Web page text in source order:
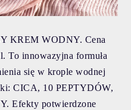
KREM WODNY. Cena
To innowazyjna formuła
się w krople wodnej
CICA, 10 PEPTYDÓW,
Efekty potwierdzone